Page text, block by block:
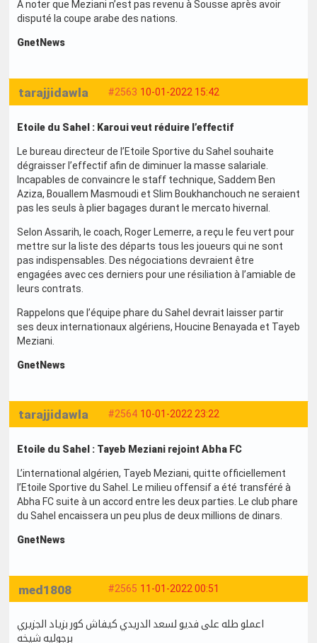
A noter que Meziani n’est pas revenu à Sousse après avoir
disputé la coupe arabe des nations.
GnetNews
#2563 10-01-2022 15:42
tarajjidawla
Etoile du Sahel : Karoui veut réduire l’effectif
Le bureau directeur de l’Etoile Sportive du Sahel souhaite
dégraisser l’effectif afin de diminuer la masse salariale.
Incapables de convaincre le staff technique, Saddem Ben
Aziza, Bouallem Masmoudi et Slim Boukhanchouch ne seraient
pas les seuls à plier bagages durant le mercato hivernal.
Selon Assarih, le coach, Roger Lemerre, a reçu le feu vert pour
mettre sur la liste des départs tous les joueurs qui ne sont
pas indispensables. Des négociations devraient être
engagées avec ces derniers pour une résiliation à l’amiable de
leurs contrats.
Rappelons que l’équipe phare du Sahel devrait laisser partir
ses deux internationaux algériens, Houcine Benayada et Tayeb
Meziani.
GnetNews
#2564 10-01-2022 23:22
tarajjidawla
Etoile du Sahel : Tayeb Meziani rejoint Abha FC
L’international algérien, Tayeb Meziani, quitte officiellement
l’Etoile Sportive du Sahel. Le milieu offensif a été transféré à
Abha FC suite à un accord entre les deux parties. Le club phare
du Sahel encaissera un peu plus de deux millions de dinars.
GnetNews
#2565 11-01-2022 00:51
med1808
اعملو طله على فديو لسعد الدريدي كيفاش كور بزياد الجزيري
برجوليه شيخه